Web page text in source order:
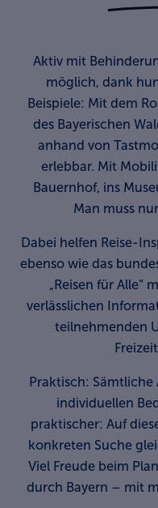
Aktiv mit
möglich, dank
Beispiele: Mit dem
des Bayerischen
anhand von
erlebbar. Mit
Bauernhof, ins
Man muss
Dabei helfen Reise-
ebenso wie das
„Reisen für Alle“
verlässlichen
teilnehmenden
Praktisch:
individuellen
praktischer: Auf
konkreten Suche
Viel Freude beim
durch Bayern – mit